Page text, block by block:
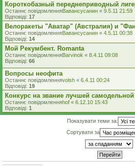
Короткобазный переднеприводный
Останнє повідомленняВавансусанин « 9.5.11 21:59
Відповіді: 17
Велоракеты "Аватар" (Австралия) и
Останнє повідомленняВавансусанин « 4.5.11 00:38
Відповіді: 14
Мой Рекумбент. Romanta
Останнє повідомленняBarvinok « 8.4.11 09:08
Відповіді: 66
Вопросы неофита
Останнє повідомленняvolsh « 6.4.11 00:24
Відповіді: 19
Конкурс на звание лучшей самодельной
Останнє повідомленняhof « 6.12.10 15:43
Відповіді: 1
Показувати теми за:
Сортувати за